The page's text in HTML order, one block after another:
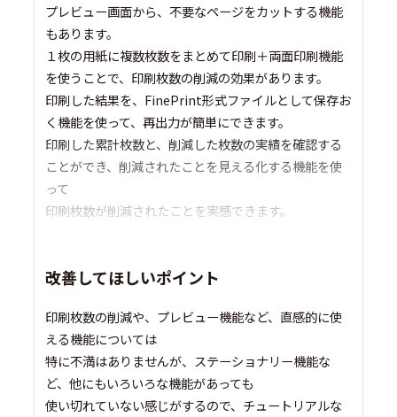
プレビュー画面から、不要なページをカットする機能
もあります。
１枚の用紙に複数枚数をまとめて印刷＋両面印刷機能
を使うことで、印刷枚数の削減の効果があります。
印刷した結果を、FinePrint形式ファイルとして保存お
く機能を使って、再出力が簡単にできます。
印刷した累計枚数と、削減した枚数の実績を確認する
ことができ、削減されたことを見える化する機能を使
って
印刷枚数が削減されたことを実感できます。
改善してほしいポイント
印刷枚数の削減や、プレビュー機能など、直感的に使
える機能については
特に不満はありませんが、ステーショナリー機能な
ど、他にもいろいろな機能があっても
使い切れていない感じがするので、チュートリアルな